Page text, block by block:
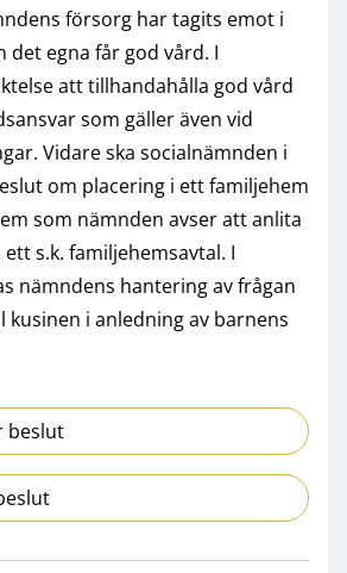
försorg har tagits emot i
det egna får god vård. I
att tillhandahålla god vård
som gäller även vid
Vidare ska socialnämnden i
om placering i ett familjehem
som nämnden avser att anlita
s.k. familjehemsavtal. I
nämndens hantering av frågan
i anledning av barnens
beslut